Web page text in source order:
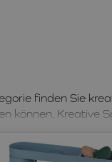
finden Sie
können. Kreative